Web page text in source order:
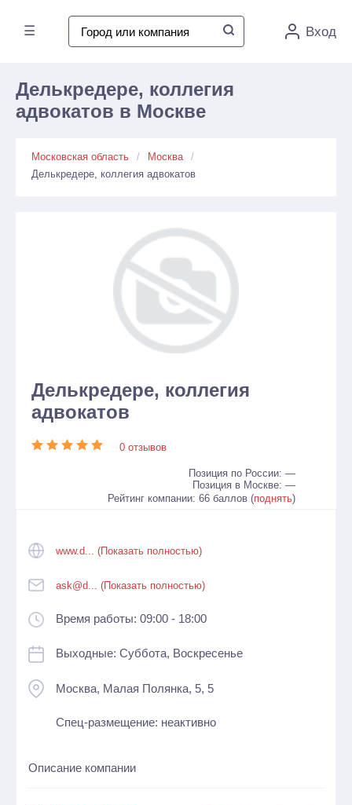
☰ Вход
Делькредере, коллегия
адвокатов в Москве
Московская область
Москва
Делькредере, коллегия адвокатов
Делькредере, коллегия
адвокатов
0 отзывов
Позиция по России: —
Позиция в Москве: —
Рейтинг компании: 66 баллов (поднять)
www.d... (Показать полностью)
ask@d... (Показать полностью)
Время работы: 09:00 - 18:00
Выходные: Суббота, Воскресенье
Москва, Малая Полянка, 5, 5
Спец-размещение: неактивно
Описание компании